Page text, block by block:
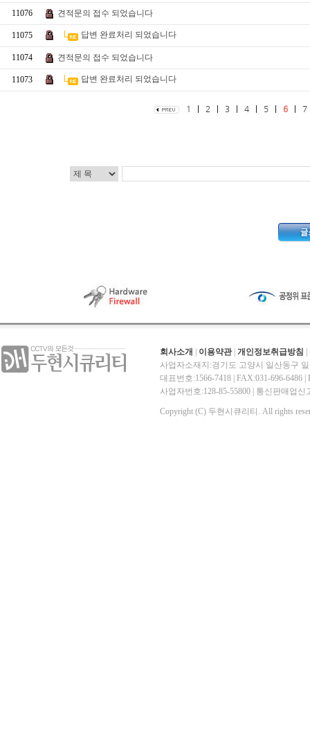
11076 견적문의 접수 되었습니다
11075 답변 완료처리 되었습니다
11074 견적문의 접수 되었습니다
11073 답변 완료처리 되었습니다
1 | 2 | 3 | 4 | 5 | 6 | 7
회사소개 이용약관| 개인정보취급방침
사업자소재지:경기도 고양시 일산동구
대표번호:1566-7418 | FAX:031-696-6486 |
사업자번호:128-85-55800 | 통신판매업
Copyright (C) 두현시큐리티. All rights